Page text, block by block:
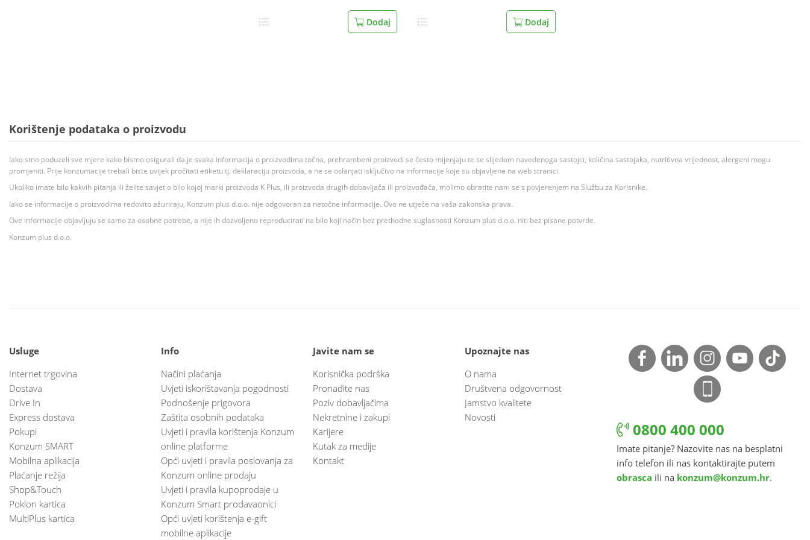
Dodaj Dodaj
Korištenje podataka o proizvodu
Iako smo poduzeli sve mjere kako bismo osigurali da je svaka informacija o proizvodima točna, prehrambeni proizvodi se često mijenjaju te se slijedom navedenoga sastojci, količina sastojaka, nutritivna vrijednost, alergeni mogu
promjeniti. Prije konzumacije trebali biste uvijek pročitati etiketu tj. deklaraciju proizvoda, a ne se oslanjati isključivo na informacije koje su objavljene na web stranici.
Ukoliko imate bilo kakvih pitanja ili želite savjet o bilo kojoj marki proizvoda K Plus, ili proizvoda drugih dobavljača ili proizvođača, molimo obratite nam se s povjerenjem na Službu za Korisnike.
Iako se informacije o proizvodima redovito ažuriraju, Konzum plus d.o.o. nije odgovoran za netočne informacije. Ovo ne utječe na vaša zakonska prava.
Ove informacije objavljuju se samo za osobne potrebe, a nije ih dozvoljeno reproducirati na bilo koji način bez prethodne suglasnosti Konzum plus d.o.o. niti bez pisane potvrde.
Konzum plus d.o.o.
Usluge
Internet trgovina
Dostava
Drive In
Express dostava
Pokupi
Konzum SMART
Mobilna aplikacija
Plaćanje režija
Shop&Touch
Poklon kartica
MultiPlus kartica
Info
Načini plaćanja
Uvjeti iskorištavanja pogodnosti
Podnošenje prigovora
Zaštita osobnih podataka
Uvjeti i pravila korištenja Konzum
online platforme
Opći uvjeti i pravila poslovanja za
Konzum online prodaju
Uvjeti i pravila kupoprodaje u
Konzum Smart prodavaonici
Opći uvjeti korištenja e-gift
mobilne aplikacije
Javite nam se
Korisnička podrška
Pronađite nas
Poziv dobavljačima
Nekretnine i zakupi
Karijere
Kutak za medije
Kontakt
Upoznajte nas
O nama
Društvena odgovornost
Jamstvo kvalitete
Novosti
0800 400 000
Imate pitanje? Nazovite nas na besplatni
info telefon ili nas kontaktirajte putem
obrasca ili na konzum@konzum.hr.